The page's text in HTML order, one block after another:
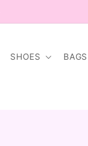
SHOES BAGS